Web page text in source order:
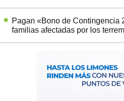
Pagan «Bono de Contingencia
familias afectadas por los